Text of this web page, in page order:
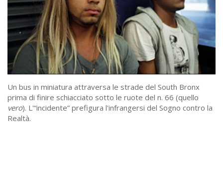
Un bus in miniatura attraversa le strade del South Bronx
prima di finire schiacciato sotto le ruote del n. 66 (quello
vero). L'“incidente” prefigura l'infrangersi del Sogno contro la
Realtà.